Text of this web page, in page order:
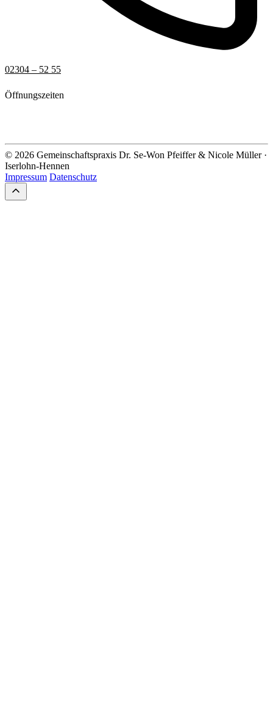
02304 – 52 55
Öffnungszeiten
© 2026 Gemeinschaftspraxis Dr. Se-Won Pfeiffer & Nicole Müller ·
Iserlohn-Hennen
Impressum Datenschutz